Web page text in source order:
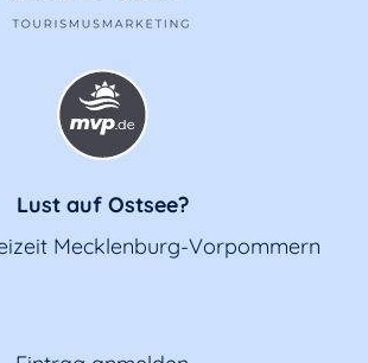
Lust auf Ostsee?
Mecklenburg-Vorpommern